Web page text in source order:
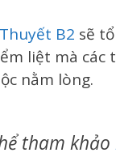
B2 sẽ
liệt mà các
nằm lòng.
tham khảo